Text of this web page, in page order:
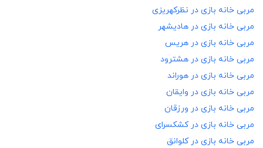
مربی خانه بازی در نظرکهریزی
مربی خانه بازی در هادیشهر
مربی خانه بازی در هریس
مربی خانه بازی در هشترود
مربی خانه بازی در هوراند
مربی خانه بازی در وایقان
مربی خانه بازی در ورزقان
مربی خانه بازی درکشکسرای
مربی خانه بازی درکلوانق